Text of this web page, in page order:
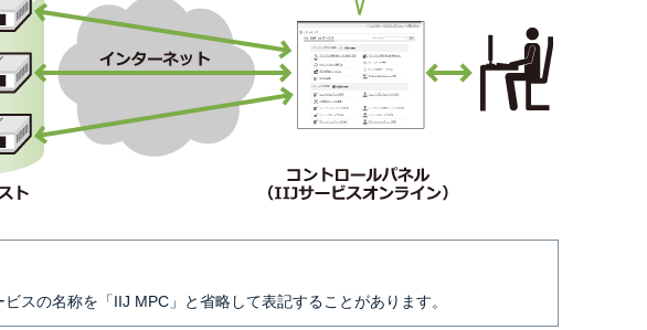
スの名称を「IIJ MPC」と省略して表記することがあります。